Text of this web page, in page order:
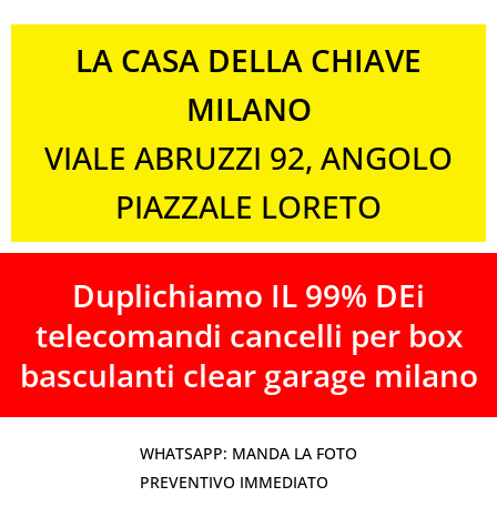
LA CASA DELLA CHIAVE
MILANO
VIALE ABRUZZI 92, ANGOLO
PIAZZALE LORETO
Duplichiamo IL 99% DEi
telecomandi cancelli per box
basculanti clear garage milano
WHATSAPP: MANDA LA FOTO
PREVENTIVO IMMEDIATO